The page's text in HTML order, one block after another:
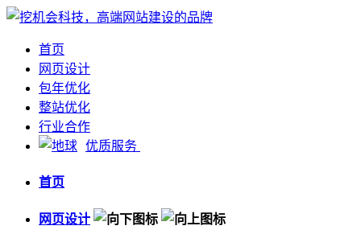
首页
网页设计
包年优化
整站优化
行业合作
优质服务
首页
网页设计